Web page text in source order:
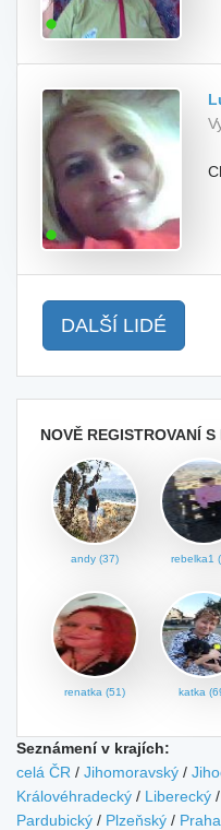
DALŠÍ LIDÉ
NOVĚ REGISTROVANÍ
andy (37) rebelka1
renatka (51) katka
Seznámení v krajích:
celá ČR / Jihomoravský /
Královéhradecký / Liberecký /
Pardubický / Plzeňský /